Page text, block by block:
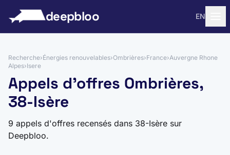
deepbloo EN
Recherche›Énergies renouvelables›Ombrières›France›Auvergne Rhone
Alpes›Isere
Appels d'offres Ombrières,
38-Isère
9 appels d'offres recensés dans 38-Isère sur
Deepbloo.